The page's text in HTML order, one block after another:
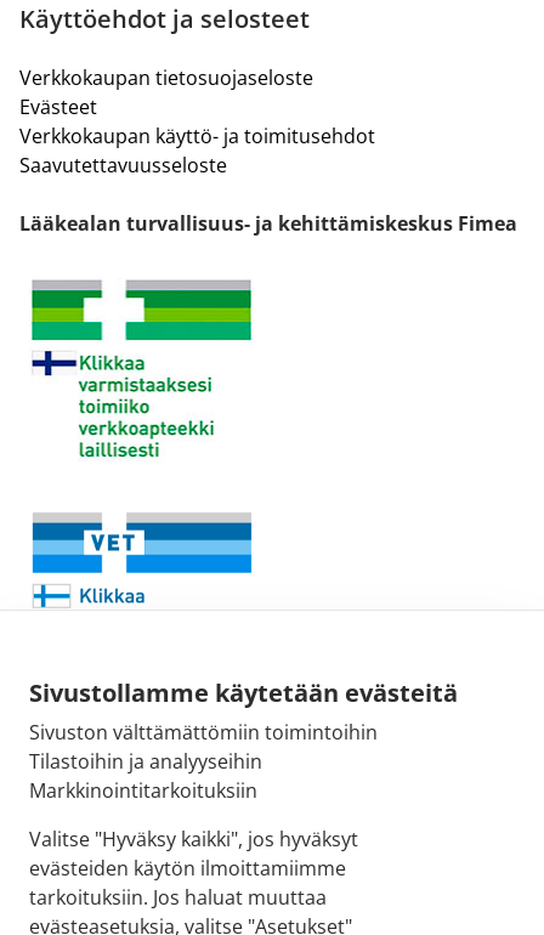
Sivustollamme käytetään evästeitä
Sivuston välttämättömiin toimintoihin
Tilastoihin ja analyyseihin
Markkinointitarkoituksiin
Valitse "Hyväksy kaikki", jos hyväksyt
evästeiden käytön ilmoittamiimme
tarkoituksiin. Jos haluat muuttaa
evästeasetuksia, valitse "Asetukset"
Käyttöehdot ja selosteet
Verkkokaupan tietosuojaseloste
Evästeet
Verkkokaupan käyttö- ja toimitusehdot
Saavutettavuusseloste
Lääkealan turvallisuus- ja kehittämiskeskus Fimea
Sähköpostiosoite:
kirjaamo@fimea.fi
Fimean vaihde:
029 522 3341